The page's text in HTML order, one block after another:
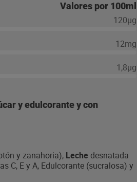
Valores por 100ml
120µg
12mg
1,8µg
y edulcorante y con
y zanahoria), Leche desnatada
C, E y A, Edulcorante (sucralosa) y